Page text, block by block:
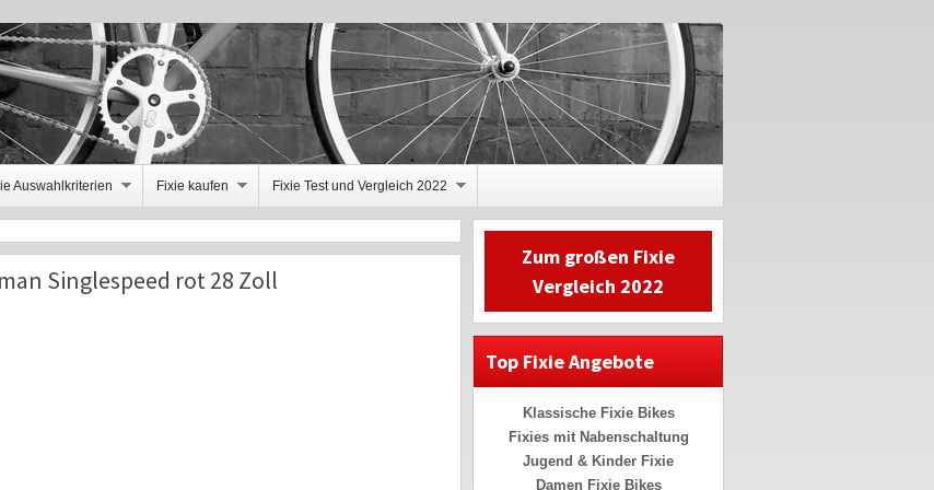
Auswahlkriterien Fixie kaufen Fixie Test und Vergleich 2022
Singlespeed rot 28 Zoll
Zum großen Fixie
Vergleich 2022
Top Fixie Angebote
Klassische Fixie Bikes
Fixies mit Nabenschaltung
Jugend & Kinder Fixie
Damen Fixie Bikes